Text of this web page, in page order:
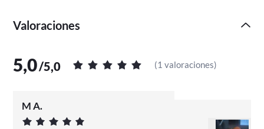
Valoraciones
5,0/5,0 (1 valoraciones)
M A.